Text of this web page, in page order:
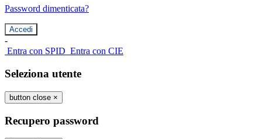
Password dimenticata?
-
Entra con SPID Entra con CIE
Seleziona utente
button close ×
Recupero password